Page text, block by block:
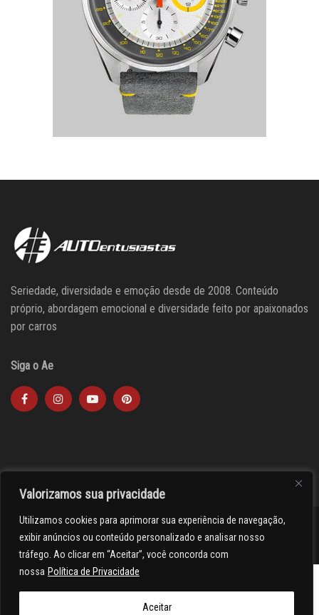
Valorizamos sua privacidade
Utilizamos cookies para aprimorar sua experiência de navegação,
exibir anúncios ou conteúdo personalizado e analisar nosso
tráfego. Ao clicar em “Aceitar”, você concorda com
nossa Política de Privacidade
Aceitar
Seriedade, diversidade e emoção desde de 2008. Conteúdo
próprio, abordagem emocional e diversidade feito por apaixonados
por carros
Siga o Ae
><(((º> 17